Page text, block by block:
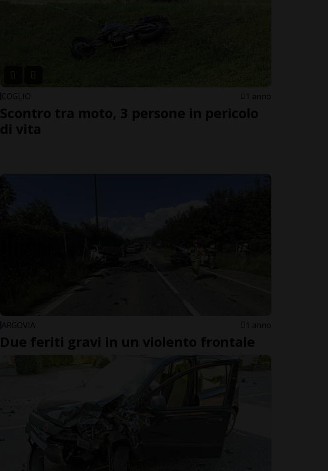
COGLIO 1 anno
Scontro tra moto, 3 persone in pericolo
di vita
ARGOVIA 1 anno
Due feriti gravi in un violento frontale